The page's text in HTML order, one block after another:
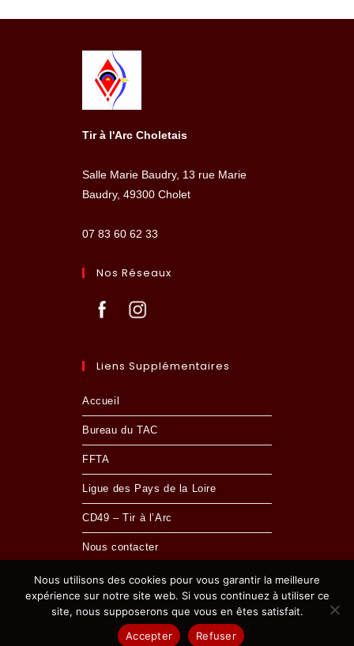
Tir à l'Arc Choletais
Salle Marie Baudry, 13 rue Marie
Baudry, 49300 Cholet
07 83 60 62 33
Nos Réseaux
Liens Supplémentaires
Accueil
Bureau du TAC
FFTA
Ligue des Pays de la Loire
CD49 – Tir à l’Arc
Nous contacter
MENTIONS LÉGALES- © 2024 TIR À L'ARC CHOLETAIS
Nous utilisons des cookies pour vous garantir la meilleure
expérience sur notre site web. Si vous continuez à utiliser ce
site, nous supposerons que vous en êtes satisfait.
Accepter
Refuser